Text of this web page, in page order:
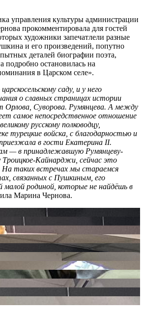
управления культуры администрации
прокомментировала для гостей
художники запечатлели разные
и его произведений, попутно
деталей биографии поэта,
подробно остановилась на
в Царском селе».
саду, и у него
о славных страницах истории
Орлова, Суворова. Румянцева. А между
самое непосредственное отношение
русскому полководцу,
турецкие войска, с благодарностью и
в гости Екатерина II.
— в принадлежавшую Румянцеву-
Троицкое-Кайнарджи, сейчас это
На таких встречах мы стараемся
связанных с Пушкиным, его
родиной, которые не найдёшь в
Марина Чернова.